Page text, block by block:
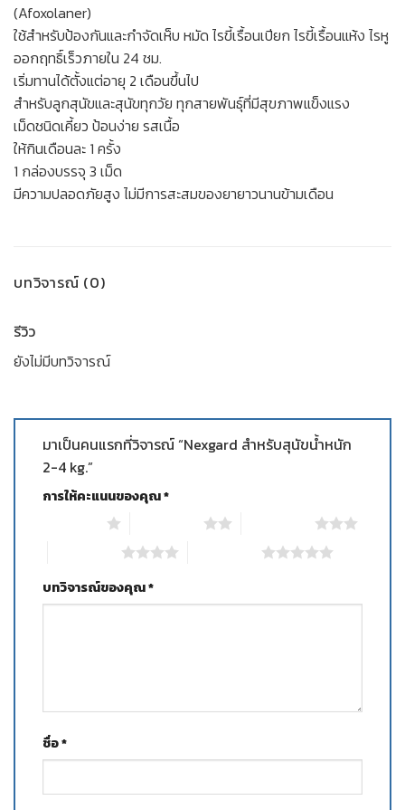
(Afoxolaner)
ใช้สำหรับป้องกันและกำจัดเห็บ หมัด ไรขี้เรื้อนเปียก ไรขี้เรื้อนแห้ง ไรหู
ออกฤทธิ์เร็วภายใน 24 ชม.
เริ่มทานได้ตั้งแต่อายุ 2 เดือนขึ้นไป
สำหรับลูกสุนัขและสุนัขทุกวัย ทุกสายพันธุ์ที่มีสุขภาพแข็งแรง
เม็ดชนิดเคี้ยว ป้อนง่าย รสเนื้อ
ให้กินเดือนละ 1 ครั้ง
1 กล่องบรรจุ 3 เม็ด
มีความปลอดภัยสูง ไม่มีการสะสมของยายาวนานข้ามเดือน
บทวิจารณ์ (0)
รีวิว
ยังไม่มีบทวิจารณ์
มาเป็นคนแรกที่วิจารณ์ “Nexgard สำหรับสุนัขน้ำหนัก
2-4 kg.”
การให้คะแนนของคุณ*
บทวิจารณ์ของคุณ*
ชื่อ*